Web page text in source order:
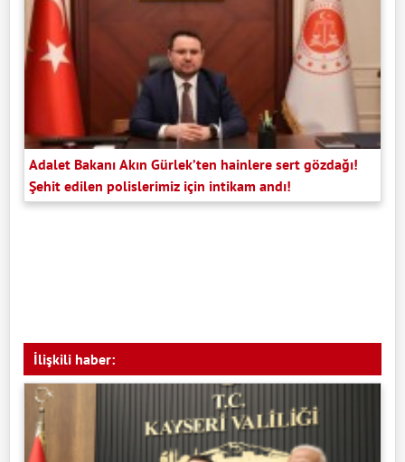
Adalet Bakanı Akın Gürlek’ten hainlere sert gözdağı!
Şehit edilen polislerimiz için intikam andı!
İlişkili haber: